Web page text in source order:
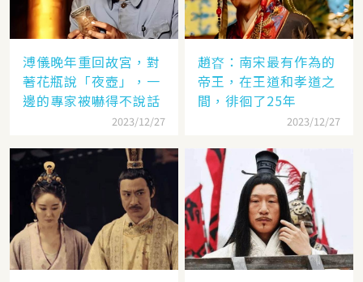
溥儀晚年重回故宮，對
著花瓶說「夜壺」，一
邊的專家被嚇得不說話
2023/12/27
趙昚：南宋最有作為的
帝王，在王道和孝道之
間，徘徊了25年
2023/12/27